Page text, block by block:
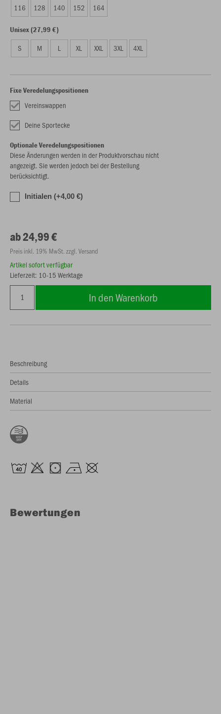
116 128 140 152 164
Unisex (27,99 €)
S M L XL XXL 3XL 4XL
Fixe Veredelungspositionen
Vereinswappen
Deine Sportecke
Optionale Veredelungspositionen
Diese Änderungen werden in der Produktvorschau nicht
angezeigt. Sie werden jedoch bei der Bestellung
berücksichtigt.
Initialen (+4,00 €)
ab 24,99 €
Preis inkl. 19% MwSt. zzgl. Versand
Artikel sofort verfügbar
Lieferzeit: 10-15 Werktage
In den Warenkorb
Beschreibung
Details
Material
Bewertungen